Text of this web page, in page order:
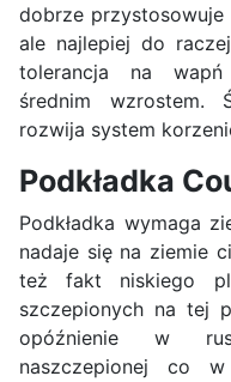
dobrze
ale najlepiej do
tolerancja na wapń
średnim wzrostem.
rozwija system
Podkładka
Podkładka wymaga
nadaje się na ziemie
też fakt niskiego
szczepionych na tej
opóźnienie w
naszczepionej co